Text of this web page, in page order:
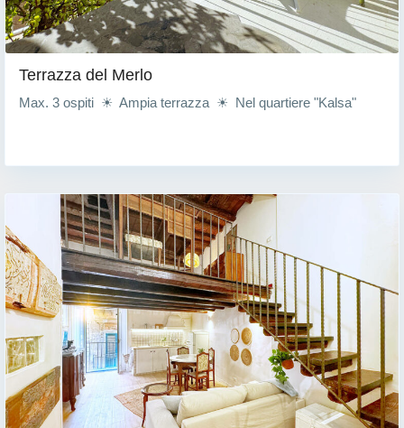
Terrazza del Merlo
Max. 3 ospiti ☀ Ampia terrazza ☀ Nel quartiere "Kalsa"